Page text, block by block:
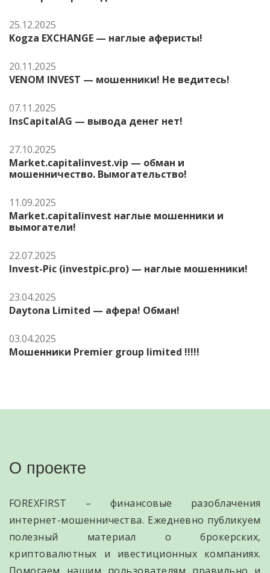
25.12.2025
Kogza EXCHANGE — наглые аферисты!
20.11.2025
VENOM INVEST — мошенники! Не ведитесь!
07.11.2025
InsCapitalAG — вывода денег нет!
27.10.2025
Market.capitalinvest.vip — обман и
мошенничество. Вымогательство!
11.09.2025
Market.capitalinvest наглые мошенники и
вымогатели!
22.07.2025
Invest-Pic (investpic.pro) — наглые мошенники!
23.04.2025
Daytona Limited — афера! Обман!
03.04.2025
Мошенники Premier group limited !!!!!
О проекте
FOREXFIRST – финансовые разоблачения
интернет-мошенничества. Ежедневно публикуем
полезный материал о брокерских,
криптовалютных и ивестиционных компаниях.